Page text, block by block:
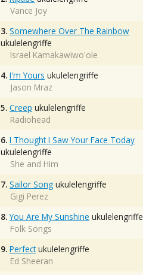
Vance Joy
3. Somewhere Over The Rainbow
ukulelengriffe
Israel Kamakawiwo'ole
4. I'm Yours ukulelengriffe
Jason Mraz
5. Creep ukulelengriffe
Radiohead
6. I Thought I Saw Your Face Today
ukulelengriffe
She and Him
7. Sailor Song ukulelengriffe
Gigi Perez
8. You Are My Sunshine ukulelengriffe
Folk Songs
9. Perfectukulelengriffe
Ed Sheeran